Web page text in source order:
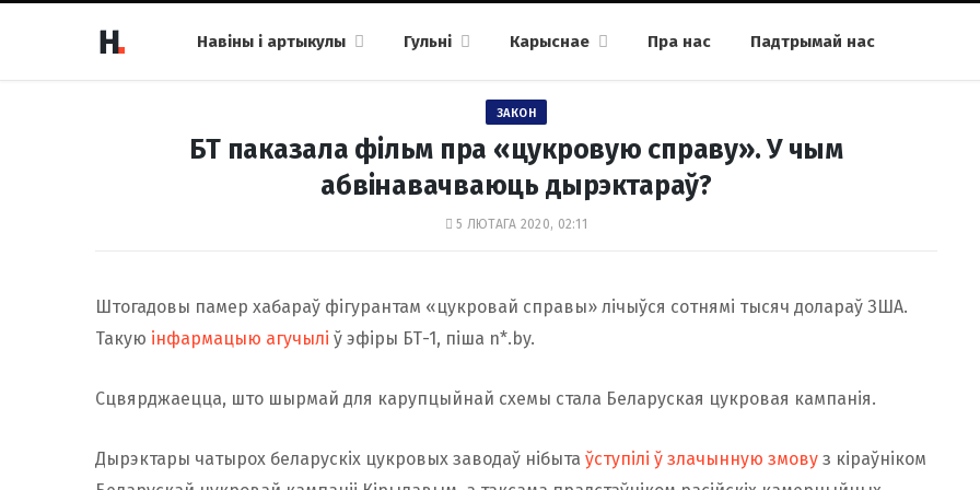
Навіны і артыкулы Гульні Карыснае Пра нас Падтрымай нас
ЗАКОН
БТ паказала фільм пра «цукровую справу». У чым
абвінавачваюць дырэктараў?
5 ЛЮТАГА 2020, 02:11
Штогадовы памер хабараў фігурантам «цукровай справы» лічыўся сотнямі тысяч долараў ЗША.
Такую інфармацыю агучылі ў эфіры БТ-1, піша n*.by.
Сцвярджаецца, што шырмай для карупцыйнай схемы стала Беларуская цукровая кампанія.
Дырэктары чатырох беларускіх цукровых заводаў нібыта ўступілі ў злачынную змову з кіраўніком